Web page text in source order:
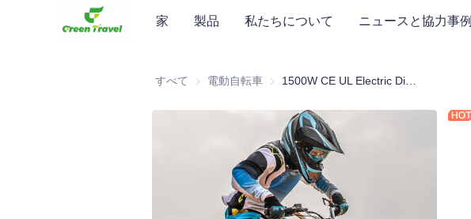
家 製品 私たちについて ニュースと協力事例
すべて 電動自転車 電動自転車